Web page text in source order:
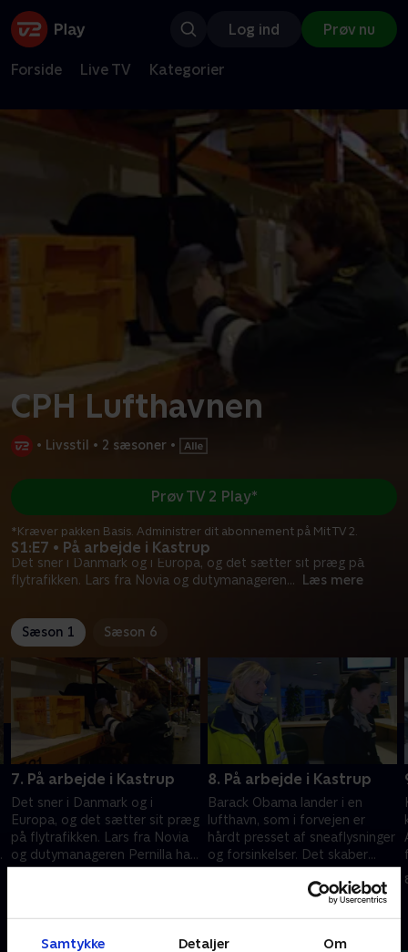
Samtykke Detaljer Om
Log ind Prøv nu
Forside Live TV Kategorier
CPH Lufthavnen
• Livsstil • 2 sæsoner •
S1:E7 • På arbejde i Kastrup
Det sner i Danmark og i Europa, og det sætter sit præg på
flytrafikken. Lars fra Novia og dutymanageren... Læs mere
Prøv TV 2 Play*
*Kræver pakken Basis. Administrer dit abonnement på Mit TV 2.
Sæson 1 Sæson 6
7. På arbejde i Kastrup
Det sner i Danmark og i
Europa, og det sætter sit præg
på flytrafikken. Lars fra Novia
og dutymanageren Pernilla har
travlt med at hjælpe strandede
8. På arbejde i Kastrup
Barack Obama lander i en
lufthavn, som i forvejen er
hårdt presset af sneaflysninger
og forsinkelser. Det skaber
ekstra arbejder for
dutymanageren Pernilla
25. marts 2010 • 24 min
Andre så også